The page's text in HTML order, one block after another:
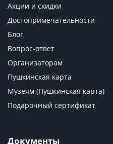
Акции и скидки
Достопримечательности
Блог
Вопрос-ответ
Организаторам
Пушкинская карта
Музеям (Пушкинская карта)
Подарочный сертификат
Документы